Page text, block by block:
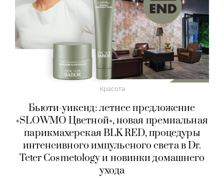
Красота
Бьюти-уикенд: летнее предложение
«SLOWMO Цветной», новая премиальная
парикмахерская BLK RED, процедуры
интенсивного импульсного света в Dr.
Teter Cosmetology и новинки домашнего
ухода